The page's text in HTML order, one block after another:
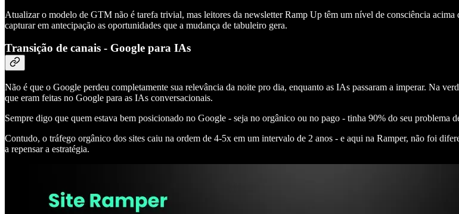
Atualizar o modelo de GTM não é tarefa trivial, mas leitores da newsletter Ramp Up têm um nível de consciência acima
capturar em antecipação as oportunidades que a mudança de tabuleiro gera.
Transição de canais - Google para IAs
Não é que o Google perdeu completamente sua relevância da noite pro dia, enquanto as IAs passaram a imperar. Na
que eram feitas no Google para as IAs conversacionais.
Sempre digo que quem estava bem posicionado no Google - seja no orgânico ou no pago - tinha 90% do seu problema
Contudo, o tráfego orgânico dos sites caiu na ordem de 4-5x em um intervalo de 2 anos - e aqui na Ramper, não foi
a repensar a estratégia.